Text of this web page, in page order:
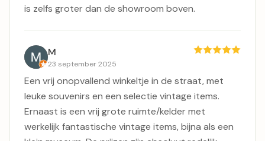
is zelfs groter dan de showroom boven.
M
23 september 2025
Een vrij onopvallend winkeltje in de straat, met
leuke souvenirs en een selectie vintage items.
Ernaast is een vrij grote ruimte/kelder met
werkelijk fantastische vintage items, bijna als een